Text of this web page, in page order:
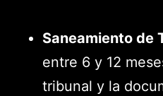
Saneamiento de
entre 6 y 12
tribunal y la